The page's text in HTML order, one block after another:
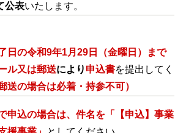
公表いたします。
日の令和9年1月29日（金曜日）まで
ル又は郵送により 申込書を提出してく
郵送の場合は必着・持参不可）
申込の場合は、件名を 「【申込】事業